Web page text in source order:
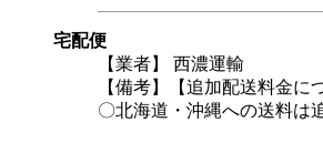
宅配便
【業者】 西濃運輸
【備考】【追加配送料金に
〇北海道・沖縄への送料は